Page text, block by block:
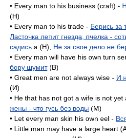
• Every man to his business (craft) -
(H)
• Every man to his trade - Берись за
Ласточка лепит гнезда, пчелка -
садись a (H), Не за свое дело не
• Every man will have his own turn
бору шумит(B)
• Great men are not always wise - И
(И)
• He that has not got a wife is not yet
жены - что гусь без воды (M)
• Let every man skin his own eel -
• Little man may have a large heart